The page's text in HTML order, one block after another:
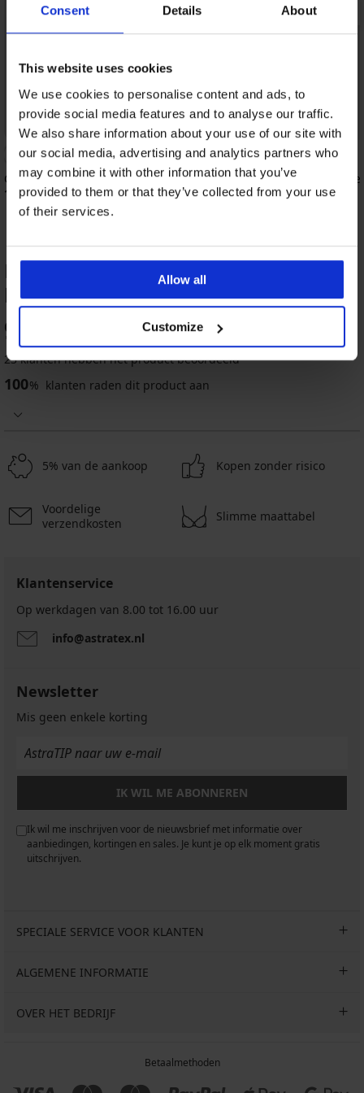
Consent Details About
This website uses cookies
We use cookies to personalise content and ads, to
provide social media features and to analyse our traffic.
We also share information about your use of our site with
our social media, advertising and analytics partners who
may combine it with other information that you’ve
provided to them or that they’ve collected from your use
of their services.
Allow all
Customize
5
Gewatteerde heupband
17,99 €
Sale
Korting -70%
Erotische bh Asina
12,30 €40,99 €
PRODUCTBEOORDELING Luxe
bodystocking Nicole
97
23 klanten hebben het product beoordeeld
100% klanten raden dit product aan
5% van de aankoop Kopen zonder risico
Voordelige
verzendkosten
Slimme maattabel
Klantenservice
Op werkdagen van 8.00 tot 16.00 uur
info@astratex.nl
Newsletter
Mis geen enkele korting
IK WIL ME ABONNEREN
Ik wil me inschrijven voor de nieuwsbrief met informatie over
aanbiedingen, kortingen en sales. Je kunt je op elk moment gratis
uitschrijven.
SPECIALE SERVICE VOOR KLANTEN
ALGEMENE INFORMATIE
OVER HET BEDRIJF
Betaalmethoden